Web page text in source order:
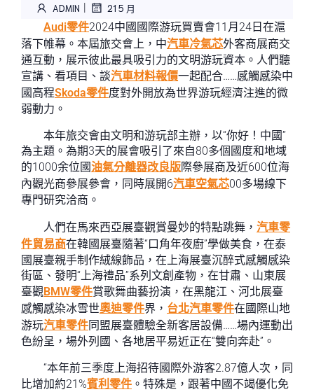
ADMIN | 21 5 月
Audi零件2024中國國際游玩買賣會11月24日在滬
落下帷幕。本屆旅交會上，中汽車冷氣芯外客商展商交
通互動，展示彼此最具吸引力的文明游玩資本。人們聽
宣講、看項目、談汽車材料報價一起配合……感觸感染中
國高程Skoda零件度對外開放為世界游玩經濟注進的微
弱動力。
本年旅交會由文明和游玩部主辦，以“你好！中國”
為主題。為期3天的展會吸引了來自80多個國度和地域
的1000余位國油氣分離器改良版際參展商及近600位海
內觀光商參展參會，同時展開6汽車空氣芯00多場線下
專門研究洽商。
人們在馬來西亞展臺觀賞曼妙的特點跳舞， 汽車零
件貿易商在韓國展臺隨著“口角年夜廚”學做美食，在泰
國展臺親手制作絨線飾品，在上海展臺沉醉式感觸感染
街區、發明“上海禮品”系列文創產物，在甘肅、山東展
臺觀BMW零件賞歌舞曲藝扮演，在黑龍江、河北展臺
感觸感染冰雪世奧迪零件界， 台北汽車零件在國際山地
游玩汽車零件同盟展臺體驗全新客居設備……場內運動出
色紛呈，場外列國、各地居平易近正在“雙向奔赴”。
“本年前三季度上海招待國際外游客2.87億人次，同
比增加約21%賓利零件 。特殊是，跟著中國不竭優化免